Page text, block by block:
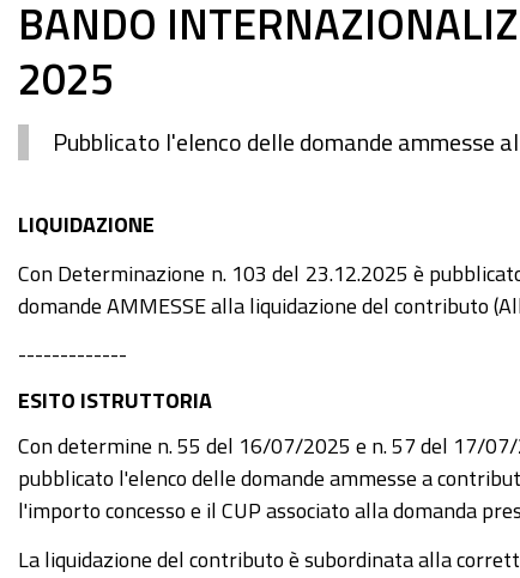
BANDO
2025
Pubblicato l'elenco delle domande ammesse
LIQUIDAZIONE
Con Determinazione n. 103 del 23.12.2025 è
domande AMMESSE alla liquidazione del contributo
-------------
ESITO ISTRUTTORIA
Con determine n. 55 del 16/07/2025 e n. 57 del 17/
pubblicato l'elenco delle domande ammesse a
l'importo concesso e il CUP associato alla domanda
La liquidazione del contributo è subordinata alla